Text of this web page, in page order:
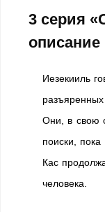
3 серия
описание
Иезекииль
разъяренных
Они, в свою
поиски,
Кас
человека.